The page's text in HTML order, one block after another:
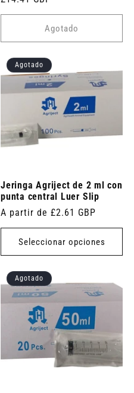
habitual
Agotado
Agotado
Jeringa Agriject de 2 ml con
punta central Luer Slip
Precio
habitual
A partir de £2.61 GBP
Seleccionar opciones
Agotado